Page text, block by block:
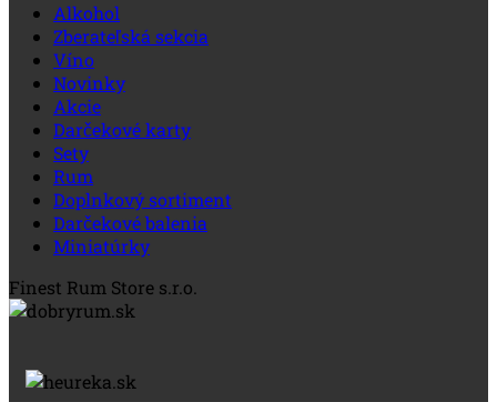
Alkohol
Zberateľská sekcia
Víno
Novinky
Akcie
Darčekové karty
Sety
Rum
Doplnkový sortiment
Darčekové balenia
Miniatúrky
Finest Rum Store s.r.o.